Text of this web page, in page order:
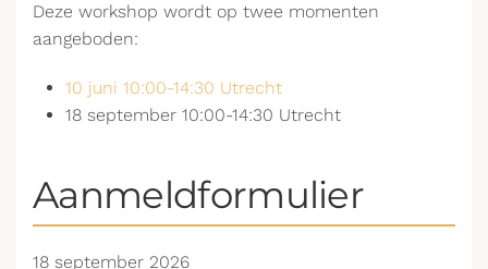
Deze workshop wordt op twee momenten
aangeboden:
10 juni 10:00-14:30 Utrecht
18 september 10:00-14:30 Utrecht
Aanmeldformulier
18 september 2026